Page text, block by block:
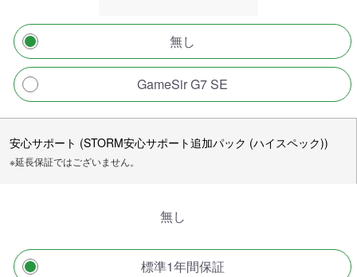
無し
GameSir G7 SE
安心サポート (STORM安心サポート追加パック (ハイスペック))
※延長保証ではございません。
無し
標準1年間保証